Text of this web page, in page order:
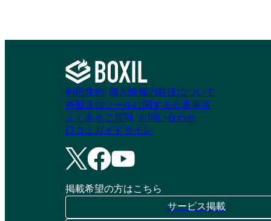
利用規約 個人情報の取扱について
外部送信ツールに関する公表事項
よくあるご質問
お問い合わせ
口コミガイドライン
掲載希望の方はこちら
サービス掲載